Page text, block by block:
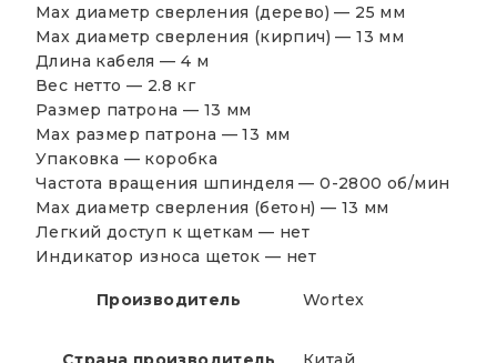
Мах диаметр сверления (дерево) — 25 мм
Мах диаметр сверления (кирпич) — 13 мм
Длина кабеля — 4 м
Вес нетто — 2.8 кг
Размер патрона — 13 мм
Max размер патрона — 13 мм
Упаковка — коробка
Частота вращения шпинделя — 0-2800 об/мин
Мах диаметр сверления (бетон) — 13 мм
Легкий доступ к щеткам — нет
Индикатор износа щеток — нет
Производитель Wortex